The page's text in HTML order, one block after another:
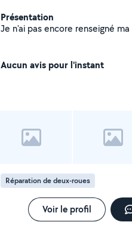
Présentation
Aucun avis pour l'instant
Réparation de deux-roues
Voir le profil